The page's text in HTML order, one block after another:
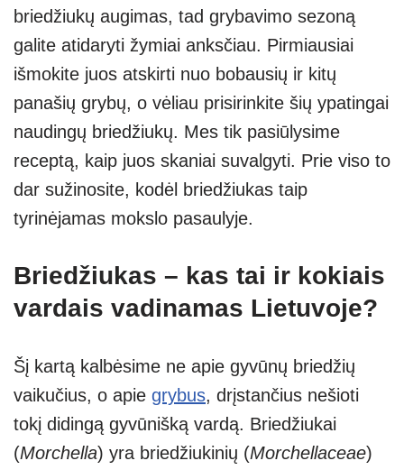
p
er
briedžiukų augimas, tad grybavimo sezoną
galite atidaryti žymiai anksčiau. Pirmiausiai
išmokite juos atskirti nuo bobausių ir kitų
panašių grybų, o vėliau prisirinkite šių ypatingai
naudingų briedžiukų. Mes tik pasiūlysime
receptą, kaip juos skaniai suvalgyti. Prie viso to
dar sužinosite, kodėl briedžiukas taip
tyrinėjamas mokslo pasaulyje.
Briedžiukas – kas tai ir kokiais
vardais vadinamas Lietuvoje?
Šį kartą kalbėsime ne apie gyvūnų briedžių
vaikučius, o apie grybus, drįstančius nešioti
tokį didingą gyvūnišką vardą. Briedžiukai
(Morchella) yra briedžiukinių (Morchellaceae)